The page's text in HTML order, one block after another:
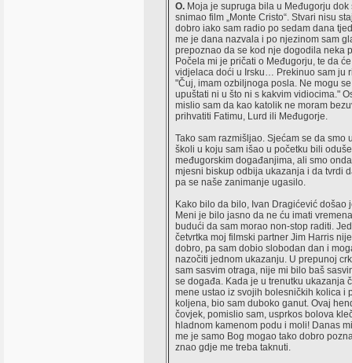
O. Moja je supruga bila u Međugorju dok
snimao film „Monte Cristo“. Stvari nisu
dobro iako sam radio po sedam dana
me je dana nazvala i po njezinom sam
prepoznao da se kod nje dogodila neka
Počela mi je pričati o Međugorju, te da
vidjelaca doći u Irsku… Prekinuo sam ju
"Čuj, imam ozbiljnoga posla. Ne mogu
upuštati ni u što ni s kakvim vidiocima."
mislio sam da kao katolik ne moram
prihvatiti Fatimu, Lurd ili Međugorje.
Tako sam razmišljao. Sjećam se da smo
školi u koju sam išao u početku bili
međugorskim događanjima, ali smo
mjesni biskup odbija ukazanja i da tvrdi
pa se naše zanimanje ugasilo.
Kako bilo da bilo, Ivan Dragićević došao
Meni je bilo jasno da ne ću imati
budući da sam morao non-stop raditi.
četvrtka moj filmski partner Jim Harris
dobro, pa sam dobio slobodan dan i
nazočiti jednom ukazanju. U prepunoj
sam sasvim otraga, nije mi bilo baš
se događa. Kada je u trenutku ukazanja
mene ustao iz svojih bolesničkih kolica i
koljena, bio sam duboko ganut. Ovaj
čovjek, pomislio sam, usprkos bolova
hladnom kamenom podu i moli! Danas
me je samo Bog mogao tako dobro
znao gdje me treba taknuti.